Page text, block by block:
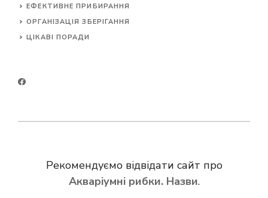
ЕФЕКТИВНЕ ПРИБИРАННЯ
ОРГАНІЗАЦІЯ ЗБЕРІГАННЯ
ЦІКАВІ ПОРАДИ
Рекомендуємо відвідати сайт про
Акваріумні рибки. Назви.